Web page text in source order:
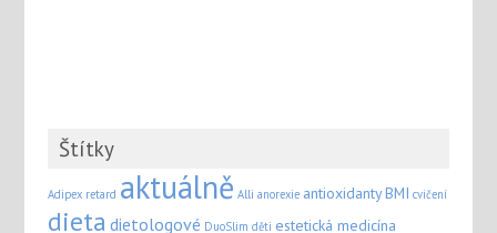
Štítky
Adipex retard aktuálně Alli anorexie antioxidantyBMI cvičení
dieta dietologové DuoSlim děti estetická medicína